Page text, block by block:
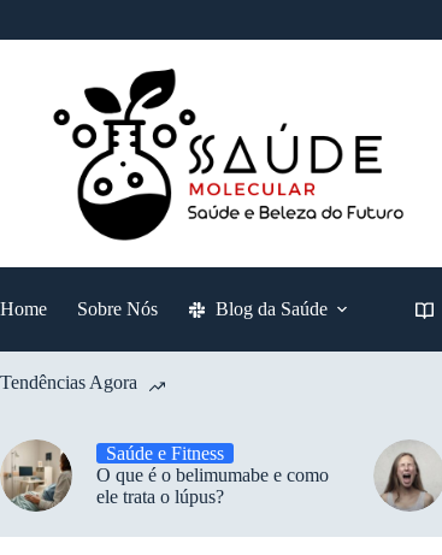
Home Sobre Nós Blog da Saúde
Tendências Agora
Saúde e Fitness
O que é o belimumabe e como
ele trata o lúpus?